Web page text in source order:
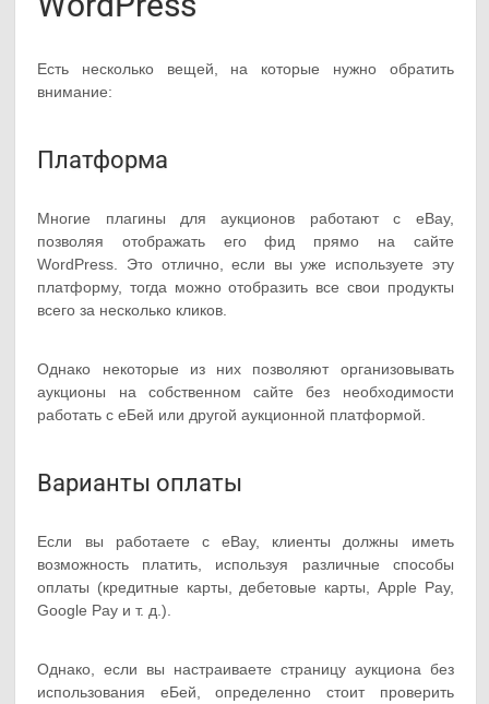
Есть несколько вещей, на которые нужно обратить
внимание:
Платформа
Многие плагины для аукционов работают с eBay,
позволяя отображать его фид прямо на сайте
WordPress. Это отлично, если вы уже используете эту
платформу, тогда можно отобразить все свои продукты
всего за несколько кликов.
Однако некоторые из них позволяют организовывать
аукционы на собственном сайте без необходимости
работать с еБей или другой аукционной платформой.
Варианты оплаты
Если вы работаете с eBay, клиенты должны иметь
возможность платить, используя различные способы
оплаты (кредитные карты, дебетовые карты, Apple Pay,
Google Pay и т. д.).
Однако, если вы настраиваете страницу аукциона без
использования еБей, определенно стоит проверить